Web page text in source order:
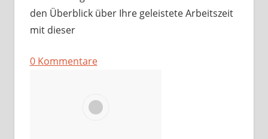
den Überblick über Ihre geleistete Arbeitszeit
mit dieser
0 Kommentare